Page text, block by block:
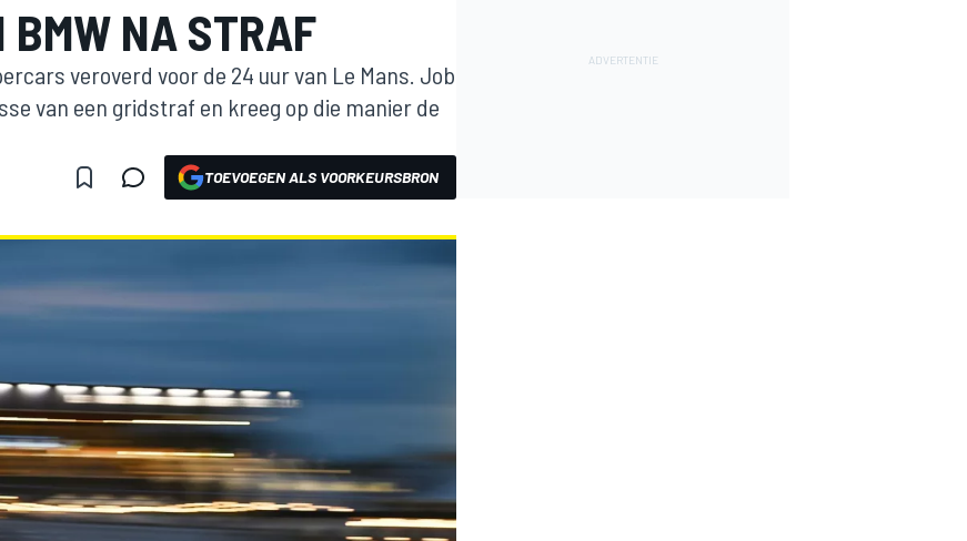
NA STRAF
veroverd voor de 24 uur van Le Mans. Job
van een gridstraf en kreeg op die manier de
TOEVOEGEN ALS VOORKEURSBRON